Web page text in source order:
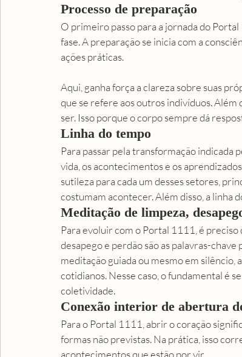
Processo de preparação
O primeiro passo para a jornada do
fase. A preparação se inicia com a
ações práticas.
Aqui, ganha força a clareza sobre suas
que se refere aos outros indivíduos. Além
ser. Isso porque o corpo sempre dá
Linha do tempo
Para passar pela transformação
vida, os acontecimentos e os
sutileza para cada um desses setores,
costumam acontecer. Além disso, a linha
Meditação de limpeza,
Para evoluir com o Portal 1111, é preciso
desapego e perdão são as palavras-
meditação guiada ou mesmo em
cotidianos. Nesse caso, o fundamental é
coletividade.
Conexão interior de abertura
Para o Portal 1111, abrir o coração
formas não previstas. Na prática, isso
acontecimentos que estão por vir.